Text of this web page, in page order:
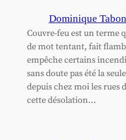
Dominique
Couvre-feu est un terme
de mot tentant, fait
empêche certains
sans doute pas été la
depuis chez moi les rues
cette désolation…